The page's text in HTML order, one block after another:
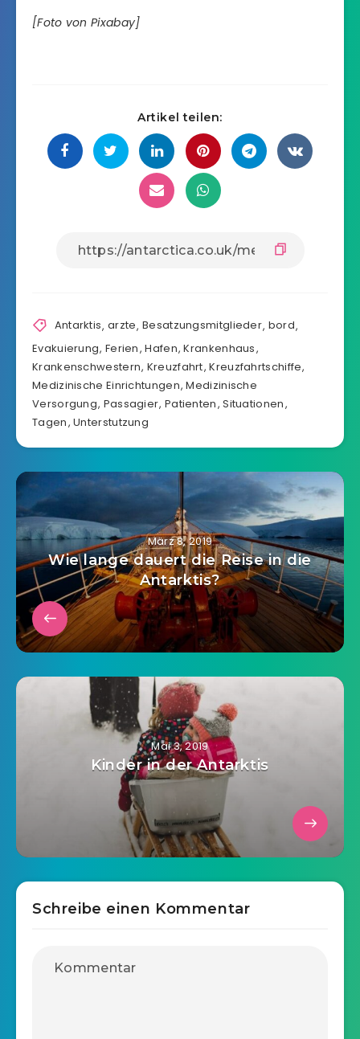
[Foto von Pixabay]
Artikel teilen:
Antarktis, arzte,Besatzungsmitglieder, bord,
Evakuierung, Ferien,Hafen,Krankenhaus,
Krankenschwestern, Kreuzfahrt,Kreuzfahrtschiffe,
Medizinische Einrichtungen,Medizinische
Versorgung, Passagier, Patienten,Situationen,
Tagen,Unterstutzung
März 8, 2019
Wie lange dauert die Reise in die
Antarktis?
Mai 3, 2019
Kinder in der Antarktis
Schreibe einen Kommentar